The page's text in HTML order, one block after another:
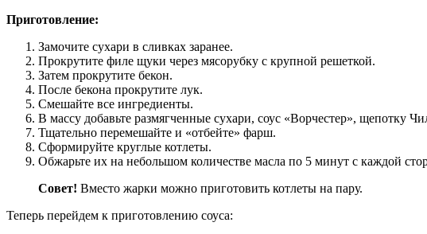
Приготовление:
Замочите сухари в сливках заранее.
Прокрутите филе щуки через мясорубку с крупной решеткой.
Затем прокрутите бекон.
После бекона прокрутите лук.
Смешайте все ингредиенты.
В массу добавьте размягченные сухари, соус «Ворчестер», щепотку
Тщательно перемешайте и «отбейте» фарш.
Сформируйте круглые котлеты.
Обжарьте их на небольшом количестве масла по 5 минут с каждой
Совет! Вместо жарки можно приготовить котлеты на пару.
Теперь перейдем к приготовлению соуса: